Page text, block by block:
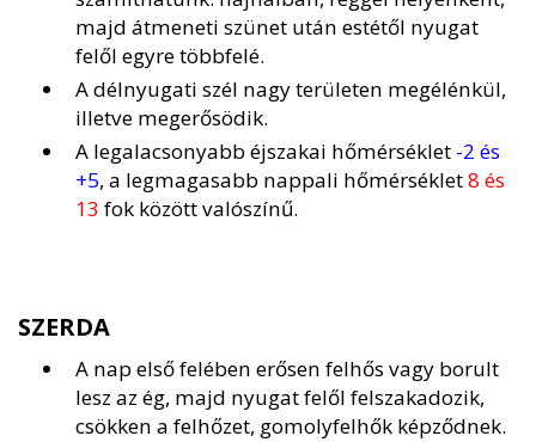
majd átmeneti szünet után estétől nyugat
felől egyre többfelé.
A délnyugati szél nagy területen megélénkül,
illetve megerősödik.
A legalacsonyabb éjszakai hőmérséklet -2 és
+5, a legmagasabb nappali hőmérséklet8 és
13 fok között valószínű.
SZERDA
A nap első felében erősen felhős vagy borult
lesz az ég, majd nyugat felől felszakadozik,
csökken a felhőzet, gomolyfelhők képződnek.